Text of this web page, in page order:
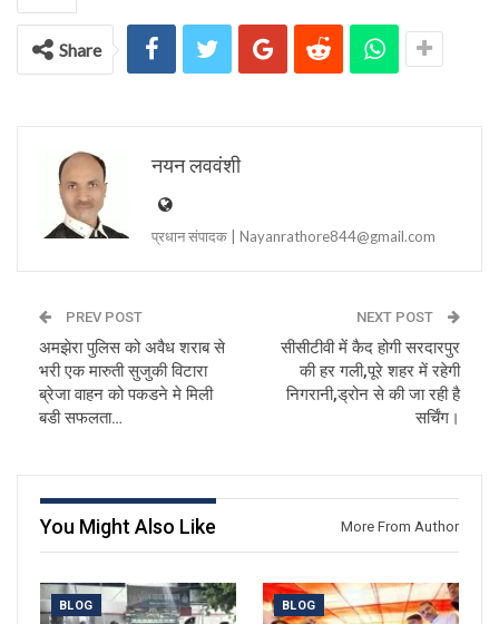
Share
नयन लववंशी
प्रधान संपादक | Nayanrathore844@gmail.com
PREV POST
अमझेरा पुलिस को अवैध शराब से
भरी एक मारुती सुजुकी विटारा
ब्रेजा वाहन को पकडने मे मिली
बडी सफलता…
NEXT POST
सीसीटीवी में कैद होगी सरदारपुर
की हर गली,पूरे शहर में रहेगी
निगरानी,ड्रोन से की जा रही है
सर्चिंग।
You Might Also Like More From Author
BLOG BLOG